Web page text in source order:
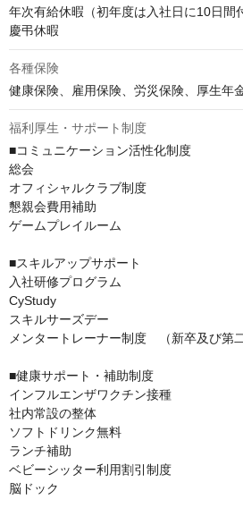
年次有給休暇（初年度は入社日に10日間
慶弔休暇
各種保険
健康保険、雇用保険、労災保険、厚生年
福利厚生・サポート制度
■コミュニケーション活性化制度
総会
オフィシャルクラブ制度
懇親会費用補助
ゲームプレイルーム
■スキルアップサポート
入社研修プログラム
CyStudy
スキルサーズデー
メンタートレーナー制度　（新卒及び第
■健康サポート・補助制度
インフルエンザワクチン接種
社内常設の整体
ソフトドリンク無料
ランチ補助
ベビーシッター利用割引制度
脳ドック